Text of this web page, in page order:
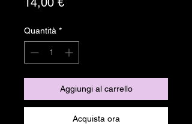
Quantità *
Aggiungi al carrello
Acquista ora